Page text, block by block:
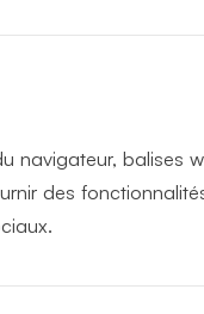
navigateur, balises
des